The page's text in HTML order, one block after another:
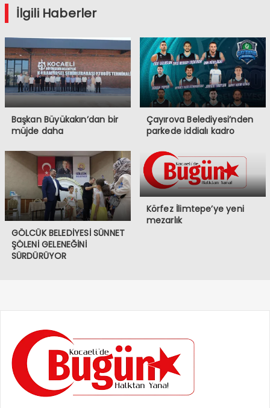
İlgili Haberler
Başkan Büyükakın’dan bir
müjde daha
Çayırova Belediyesi’nden
parkede iddialı kadro
GÖLCÜK BELEDİYESİ SÜNNET
ŞÖLENİ GELENEĞİNİ
SÜRDÜRÜYOR
Körfez İlimtepe’ye yeni
mezarlık